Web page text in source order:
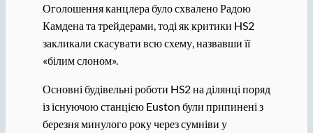
Оголошення канцлера було схвалено Радою
Камдена та трейдерами, тоді як критики HS2
закликали скасувати всю схему, назвавши її
«білим слоном».
Основні будівельні роботи HS2 на ділянці поряд
із існуючою станцією Euston були припинені з
березня минулого року через сумніви у